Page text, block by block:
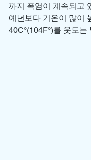
까지 폭염이 계속되고
예년보다 기온이 많이
40C°(104F°)를 웃도는